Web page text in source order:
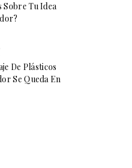
Sobre Tu Idea
De Plásticos
Se Queda En